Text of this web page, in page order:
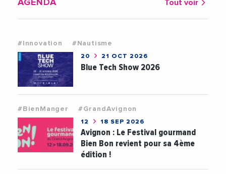
AGENDA Tout voir
#Innovation #Nautisme
20 21 OCT 2026
Blue Tech Show 2026
#BienManger #GrandAvignon
12 18 SEP 2026
Avignon : Le Festival gourmand
Bien Bon revient pour sa 4ème
édition !